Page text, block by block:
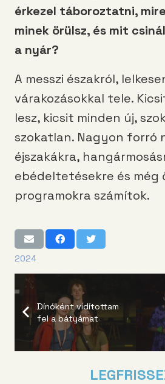
érkezel táboroztatni,
minek örülsz, és mit
a nyár?
A messzi északról,
várakozásokkal tele.
lesz, kicsit minden új,
szokatlan. Nagyon forró
éjszakákra,
ebédeltetésekre és még
programokra számítok.
2024
Dínóként vidítottam
fel a bátyámat